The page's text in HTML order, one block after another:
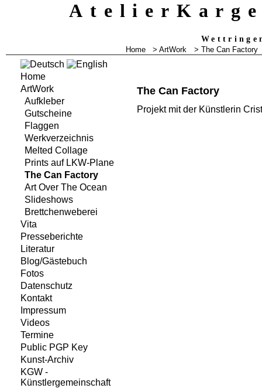
Home > ArtWork > The Can Factory
The Can Factory
Projekt mit der Künstlerin
Home
ArtWork
Aufkleber
Gutscheine
Flaggen
Werkverzeichnis
Melted Collage
Prints auf LKW-Plane
The Can Factory
Art Over The Ocean
Slideshows
Brettchenweberei
Vita
Presseberichte
Literatur
Blog/Gästebuch
Fotos
Datenschutz
Kontakt
Impressum
Videos
Termine
Public PGP Key
Kunst-Archiv
KGW -
Künstlergemeinschaft